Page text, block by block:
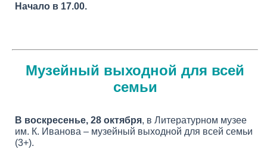
Начало в 17.00.
Музейный выходной для всей
семьи
В воскресенье, 28 октября, в Литературном музее
им. К. Иванова – музейный выходной для всей семьи
(3+).